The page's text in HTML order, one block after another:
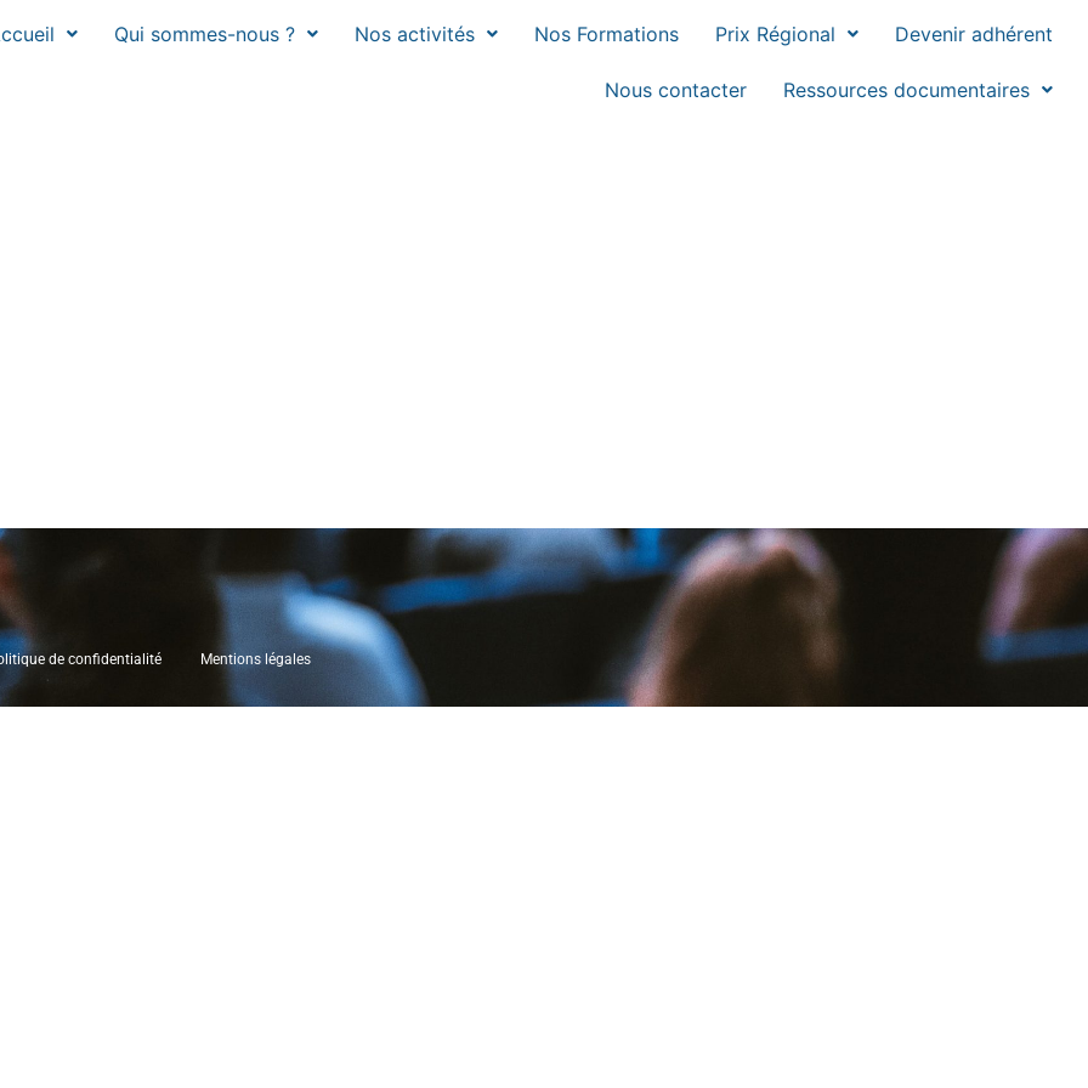
Qui sommes-nous ? Nos activités Nos Formations Prix Régional Devenir adhérent
Nous contacter Ressources documentaires
de confidentialité Mentions légales